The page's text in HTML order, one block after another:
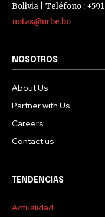
Bolivia | Teléfono :
notas@urbe.bo
NOSOTROS
About Us
Partner with Us
Careers
Contact us
TENDENCIAS
Actualidad